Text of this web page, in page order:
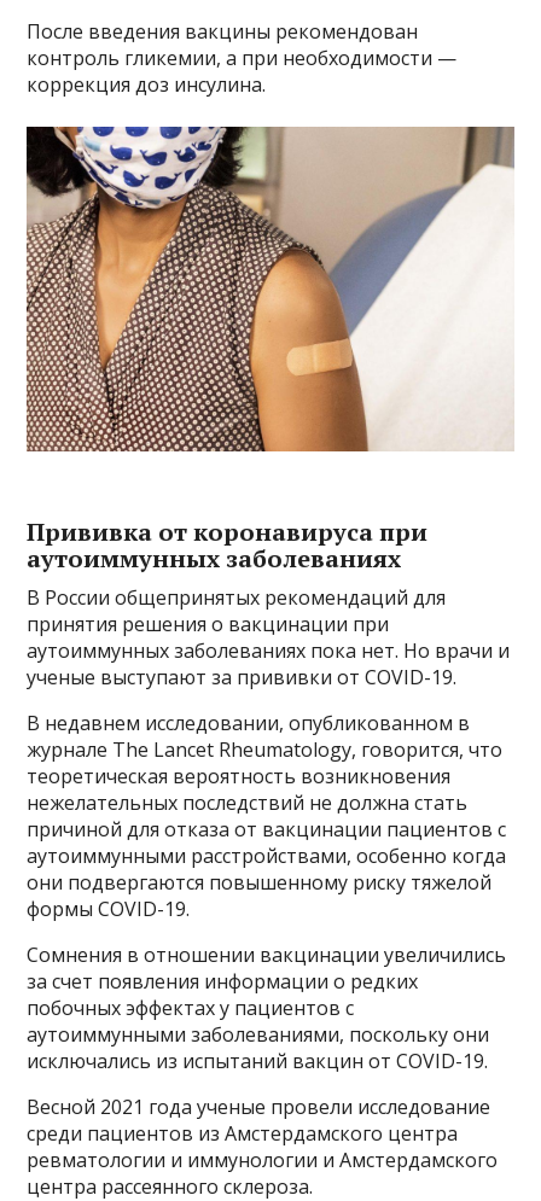
После введения вакцины рекомендован
контроль гликемии, а при необходимости —
коррекция доз инсулина.
Прививка от коронавируса при
аутоиммунных заболеваниях
В России общепринятых рекомендаций для
принятия решения о вакцинации при
аутоиммунных заболеваниях пока нет. Но врачи и
ученые выступают за прививки от COVID-19.
В недавнем исследовании, опубликованном в
журнале The Lancet Rheumatology, говорится, что
теоретическая вероятность возникновения
нежелательных последствий не должна стать
причиной для отказа от вакцинации пациентов с
аутоиммунными расстройствами, особенно когда
они подвергаются повышенному риску тяжелой
формы COVID-19.
Сомнения в отношении вакцинации увеличились
за счет появления информации о редких
побочных эффектах у пациентов с
аутоиммунными заболеваниями, поскольку они
исключались из испытаний вакцин от COVID-19.
Весной 2021 года ученые провели исследование
среди пациентов из Амстердамского центра
ревматологии и иммунологии и Амстердамского
центра рассеянного склероза.